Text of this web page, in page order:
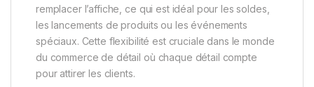
remplacer l’affiche, ce qui est idéal pour les soldes,
les lancements de produits ou les événements
spéciaux. Cette flexibilité est cruciale dans le monde
du commerce de détail où chaque détail compte
pour attirer les clients.